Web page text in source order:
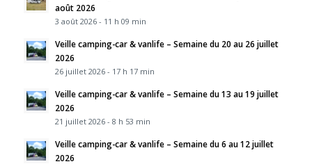
août 2026
3 août 2026 - 11 h 09 min
Veille camping-car & vanlife – Semaine du 20 au 26 juillet
2026
26 juillet 2026 - 17 h 17 min
Veille camping-car & vanlife – Semaine du 13 au 19 juillet
2026
21 juillet 2026 - 8 h 53 min
Veille camping-car & vanlife – Semaine du 6 au 12 juillet
2026